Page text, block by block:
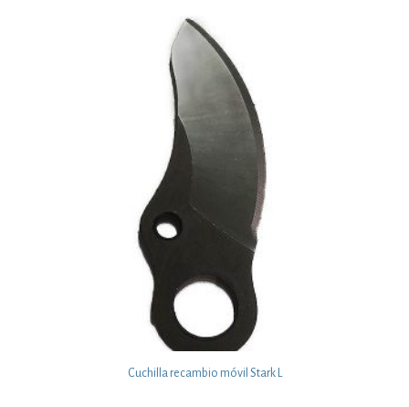
Cuchilla recambio móvil Stark L